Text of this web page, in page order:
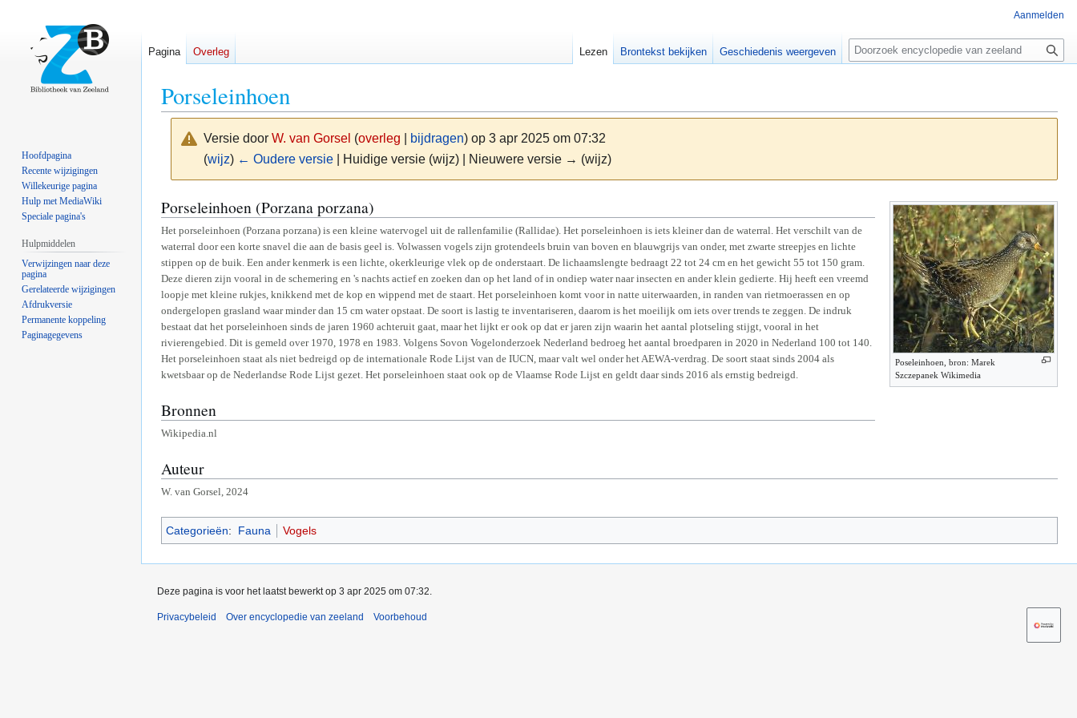
Porseleinhoen
Versie door W. van Gorsel (overleg bijdragen)op 3 apr 2025 om 07:32
(wijz) ← Oudere versie| Huidige versie (wijz) | Nieuwere versie → (wijz)
Naar
navigatie
springen
Naar
zoeken
springen
Poseleinhoen, bron: Marek
Szczepanek Wikimedia
Porseleinhoen (Porzana porzana)
Het porseleinhoen (Porzana porzana) is een kleine watervogel uit de rallenfamilie (Rallidae). Het porseleinhoen is iets kleiner dan de waterral. Het verschilt van de
waterral door een korte snavel die aan de basis geel is. Volwassen vogels zijn grotendeels bruin van boven en blauwgrijs van onder, met zwarte streepjes en lichte
stippen op de buik. Een ander kenmerk is een lichte, okerkleurige vlek op de onderstaart. De lichaamslengte bedraagt 22 tot 24 cm en het gewicht 55 tot 150 gram.
Deze dieren zijn vooral in de schemering en 's nachts actief en zoeken dan op het land of in ondiep water naar insecten en ander klein gedierte. Hij heeft een vreemd
loopje met kleine rukjes, knikkend met de kop en wippend met de staart. Het porseleinhoen komt voor in natte uiterwaarden, in randen van rietmoerassen en op
ondergelopen grasland waar minder dan 15 cm water opstaat. De soort is lastig te inventariseren, daarom is het moeilijk om iets over trends te zeggen. De indruk
bestaat dat het porseleinhoen sinds de jaren 1960 achteruit gaat, maar het lijkt er ook op dat er jaren zijn waarin het aantal plotseling stijgt, vooral in het
rivierengebied. Dit is gemeld over 1970, 1978 en 1983. Volgens Sovon Vogelonderzoek Nederland bedroeg het aantal broedparen in 2020 in Nederland 100 tot 140.
Het porseleinhoen staat als niet bedreigd op de internationale Rode Lijst van de IUCN, maar valt wel onder het AEWA-verdrag. De soort staat sinds 2004 als
kwetsbaar op de Nederlandse Rode Lijst gezet. Het porseleinhoen staat ook op de Vlaamse Rode Lijst en geldt daar sinds 2016 als ernstig bedreigd.
Bronnen
Wikipedia.nl
Auteur
W. van Gorsel, 2024
Categorieën: Fauna Vogels
Aanmelden
Pagina Overleg Lezen Brontekst bekijken Geschiedenis weergeven
Z
e
Hoofdpagina
Recente wijzigingen
Willekeurige pagina
Hulp met MediaWiki
Speciale pagina's
Hulpmiddelen
Verwijzingen naar deze
pagina
Gerelateerde wijzigingen
Afdrukversie
Permanente koppeling
Paginagegevens
Deze pagina is voor het laatst bewerkt op 3 apr 2025 om 07:32.
Privacybeleid Over encyclopedie van zeeland Voorbehoud